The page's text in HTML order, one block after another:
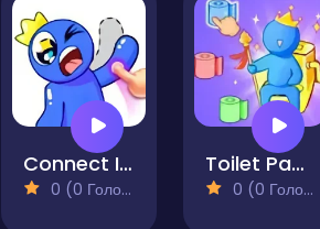
Connect Image Master
0 (0 Голосів)
Toilet Paper Jam
0 (0 Голосів)